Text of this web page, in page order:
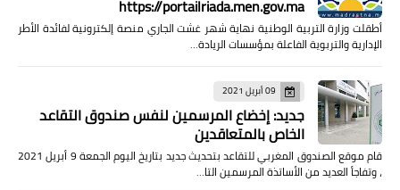
https://portailriada.men.gov.ma
أطقلت وزارة التربية الوطنية نهاية شهر غشت الجاري منصة إلكترونية لفائدة الأطر
الإدارية والتربوية الفاعلة بمؤسسات الريادة…
09 أبريل 2021
جديد: إخضاع المرسمين لنفس صندوق التقاعد
الخاص بالمتعاقدين
قام موقع الصندوق المغربي للتقاعد بتحديث جديد بتاريخ اليوم الجمعة 9 أبريل 2021
، وتفاجأ العديد من الأساتذة المرسمين التا…